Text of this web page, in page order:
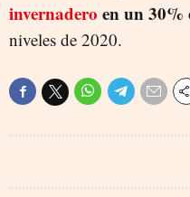
invernadero en un 30%
niveles de 2020.